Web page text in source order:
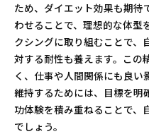
ため、ダイエット効果も期待
わせることで、理想的な体型
クシングに取り組むことで、
対する耐性も養えます。この
く、仕事や人間関係にも良い
維持するためには、目標を明
功体験を積み重ねることで、
でしょう。